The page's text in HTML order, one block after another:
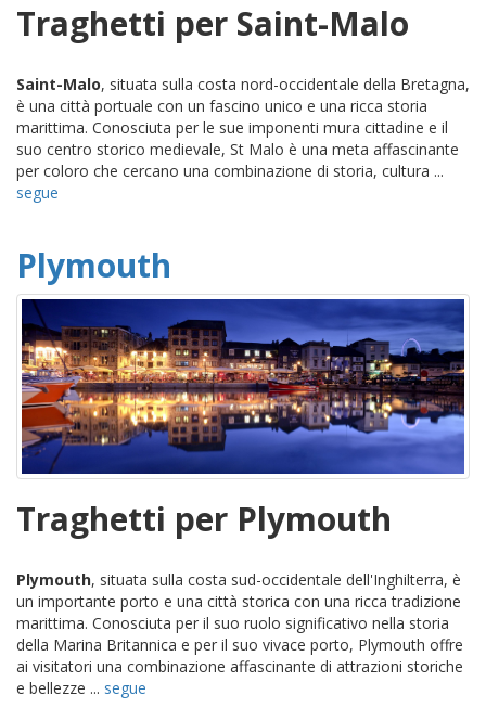
Traghetti per Saint-Malo
Saint-Malo, situata sulla costa nord-occidentale della Bretagna,
è una città portuale con un fascino unico e una ricca storia
marittima. Conosciuta per le sue imponenti mura cittadine e il
suo centro storico medievale, St Malo è una meta affascinante
per coloro che cercano una combinazione di storia, cultura ...
segue
Plymouth
Traghetti per Plymouth
Plymouth, situata sulla costa sud-occidentale dell'Inghilterra, è
un importante porto e una città storica con una ricca tradizione
marittima. Conosciuta per il suo ruolo significativo nella storia
della Marina Britannica e per il suo vivace porto, Plymouth offre
ai visitatori una combinazione affascinante di attrazioni storiche
e bellezze ... segue